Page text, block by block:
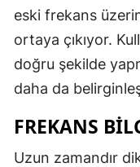
eski frekans
ortaya çıkıyor.
doğru şekilde
daha da
FREKANS
Uzun zamandır